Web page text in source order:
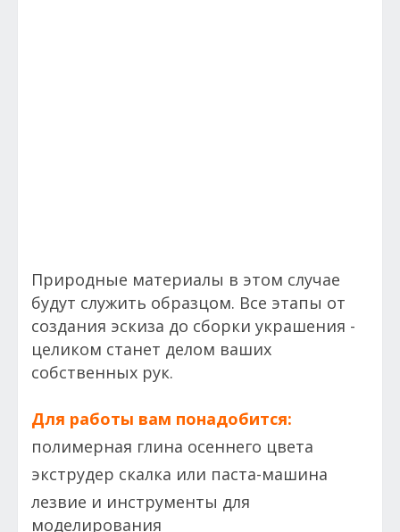
Природные материалы в этом случае
будут служить образцом. Все этапы от
создания эскиза до сборки украшения -
целиком станет делом ваших
собственных рук.
Для работы вам понадобится:
полимерная глина осеннего цвета
экструдер скалка или паста-машина
лезвие и инструменты для
моделирования